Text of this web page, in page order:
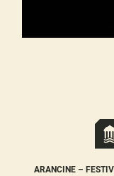
ARANCINE –